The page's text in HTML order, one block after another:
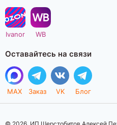
Ivanor WB
Оставайтесь на связи
MAX Заказ VK Блог
© 2026. ИП Шерстобитов Алексей